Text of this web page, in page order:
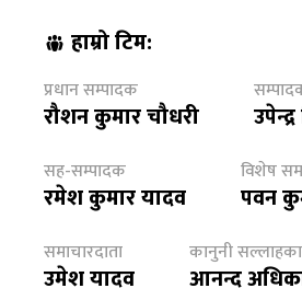
हाम्रो टिम:
प्रधान सम्पादक
रौशन कुमार चौधरी
सह-सम्पादक
रमेश कुमार यादव
विशेष
पवन
समाचारदाता
उमेश यादव
कानुनी
आनन्द